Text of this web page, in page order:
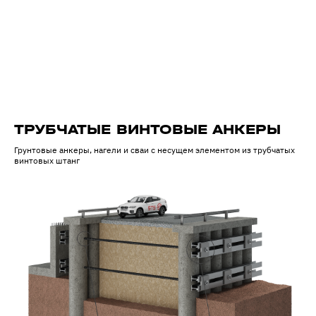
ТРУБЧАТЫЕ ВИНТОВЫЕ АНКЕРЫ
Грунтовые анкеры, нагели и сваи с несущем элементом из трубчатых
винтовых штанг